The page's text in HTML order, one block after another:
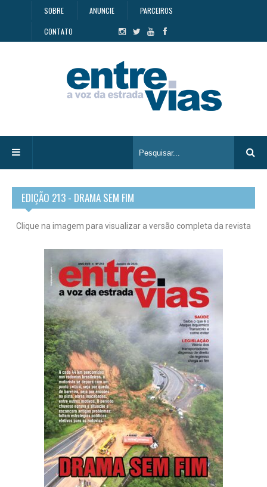
SOBRE ANUNCIE PARCEIROS
CONTATO
EDIÇÃO 213 - DRAMA SEM FIM
Clique na imagem para visualizar a versão completa da revista